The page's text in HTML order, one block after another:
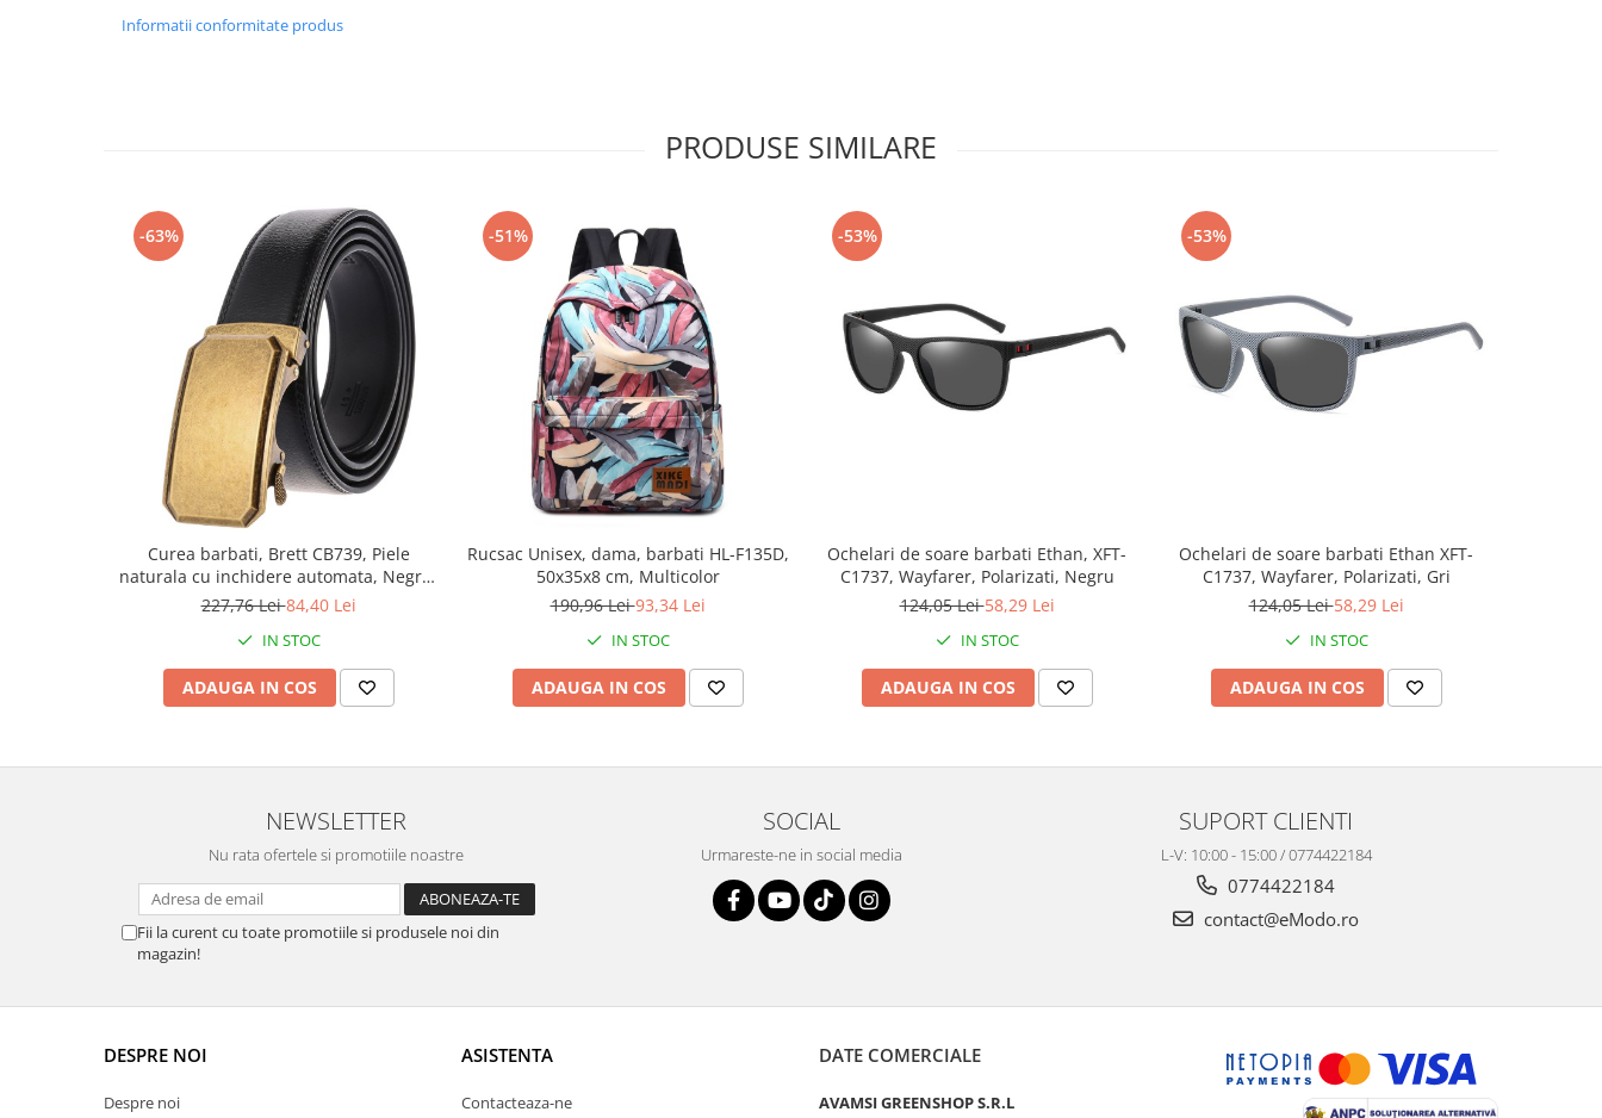
Informatii conformitate produs
PRODUSE SIMILARE
-63%
Curea barbati, Brett CB739, Piele
naturala cu inchidere automata, Negru,
3.5x125cm
227,76 Lei84,40 Lei
IN STOC
ADAUGA IN COS
-51%
Rucsac Unisex, dama, barbati HL-F135D,
50x35x8 cm, Multicolor
190,96 Lei93,34 Lei
IN STOC
ADAUGA IN COS
-53%
Ochelari de soare barbati Ethan, XFT-
C1737, Wayfarer, Polarizati, Negru
124,05 Lei58,29 Lei
IN STOC
ADAUGA IN COS
-53%
Ochelari de soare barbati Ethan XFT-
C1737, Wayfarer, Polarizati, Gri
124,05 Lei58,29 Lei
IN STOC
ADAUGA IN COS
NEWSLETTER
Nu rata ofertele si promotiile noastre
Fii la curent cu toate promotiile si produsele noi din
magazin!
SOCIAL
Urmareste-ne in social media
SUPORT CLIENTI
L-V: 10:00 - 15:00 / 0774422184
0774422184
contact@eModo.ro
DESPRE NOI
Despre noi
ASISTENTA
Contacteaza-ne
DATE COMERCIALE
AVAMSI GREENSHOP S.R.L